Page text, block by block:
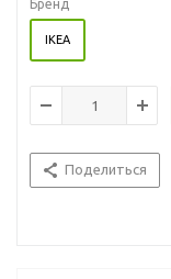
Бренд
IKEA
Поделиться